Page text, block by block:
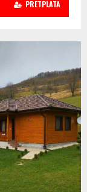
PRETPLATA